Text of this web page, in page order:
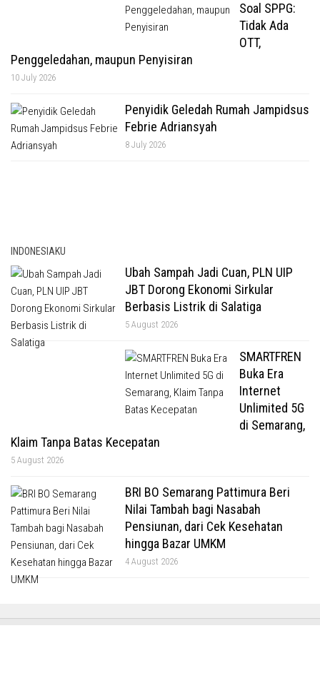
Soal SPPG:
Tidak Ada
OTT,
Penggeledahan, maupun Penyisiran
10 July 2026
Penyidik Geledah Rumah Jampidsus
Febrie Adriansyah
8 July 2026
INDONESIAKU
Ubah Sampah Jadi Cuan, PLN UIP
JBT Dorong Ekonomi Sirkular
Berbasis Listrik di Salatiga
5 August 2026
SMARTFREN
Buka Era
Internet
Unlimited 5G
di Semarang,
Klaim Tanpa Batas Kecepatan
5 August 2026
BRI BO Semarang Pattimura Beri
Nilai Tambah bagi Nasabah
Pensiunan, dari Cek Kesehatan
hingga Bazar UMKM
4 August 2026